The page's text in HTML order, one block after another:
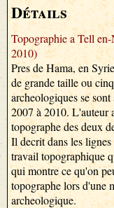
Détails
Topographie a Tell
2010)
Pres de Hama, en
de grande taille ou
archeologiques se sont
2007 à 2010. L'auteur
topographe des deux
Il decrit dans les
travail topographique
qui montre ce qu'on
topographe lors d'une
archeologique.